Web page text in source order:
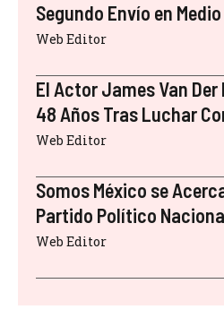
Segundo Envío en
Web Editor
El Actor James Van Der
48 Años Tras Luchar
Web Editor
Somos México se
Partido Político
Web Editor